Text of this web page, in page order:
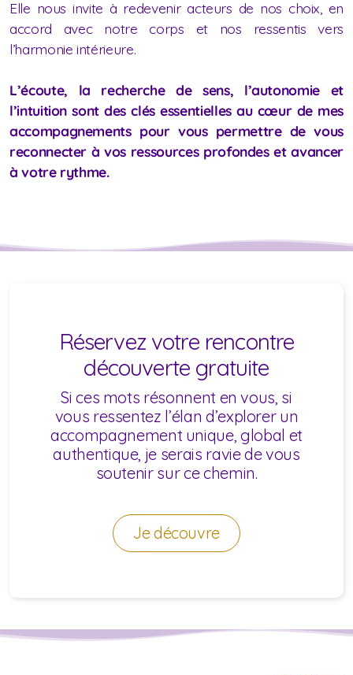
Elle nous invite à redevenir acteurs de nos choix, en
accord avec notre corps et nos ressentis vers
l’harmonie intérieure.
L’écoute, la recherche de sens, l’autonomie et
l’intuition sont des clés essentielles au cœur de mes
accompagnements pour vous permettre de vous
reconnecter à vos ressources profondes et avancer
à votre rythme.
Réservez votre rencontre
découverte gratuite
Si ces mots résonnent en vous, si
vous ressentez l’élan d’explorer un
accompagnement unique, global et
authentique, je serais ravie de vous
soutenir sur ce chemin.
Je découvre